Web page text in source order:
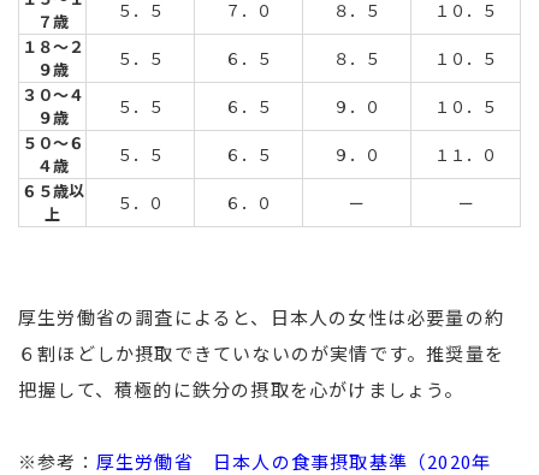
７歳
５．５ ７．０ ８．５
１０．５
１８～２
９歳
５．５ ６．５ ８．５
１０．５
３０～４
９歳
５．５ ６．５ ９．０
１０．５
５０～６
４歳
５．５ ６．５ ９．０
１１．０
６５歳以
上
５．０ ６．０ ー ー
厚生労働省の調査によると、日本人の女性は必要量の約
６割ほどしか摂取できていないのが実情です。推奨量を
把握して、積極的に鉄分の摂取を心がけましょう。
※参考： 厚生労働省 日本人の食事摂取基準（2020年